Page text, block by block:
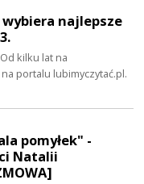
najlepsze
kilku lat na
portalu lubimyczytać.pl.
pomyłek" -
Natalii